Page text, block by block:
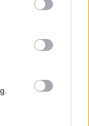
juda, tačiau
Kainos
–
nematyti,
geresnių